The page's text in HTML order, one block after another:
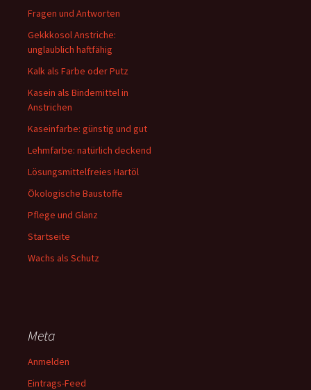
Fragen und Antworten
Gekkkosol Anstriche:
unglaublich haftfähig
Kalk als Farbe oder Putz
Kasein als Bindemittel in
Anstrichen
Kaseinfarbe: günstig und gut
Lehmfarbe: natürlich deckend
Lösungsmittelfreies Hartöl
Ökologische Baustoffe
Pflege und Glanz
Startseite
Wachs als Schutz
Meta
Anmelden
Eintrags-Feed